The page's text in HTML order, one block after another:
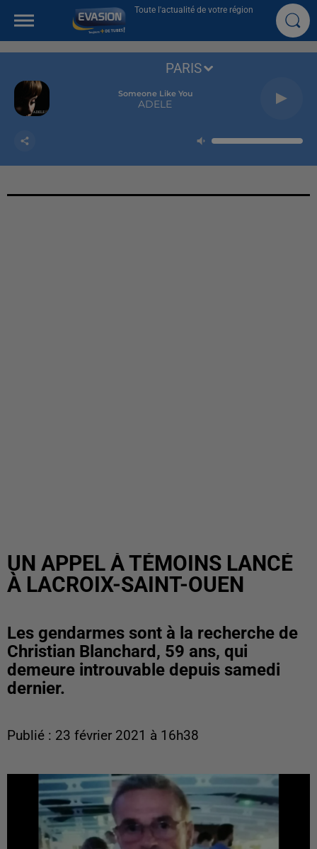
Toute l'actualité de votre région
Someone Like You
ADELE
PARIS
UN APPEL À TÉMOINS LANCÉ
À LACROIX-SAINT-OUEN
Les gendarmes sont à la recherche de
Christian Blanchard, 59 ans, qui
demeure introuvable depuis samedi
dernier.
Publié : 23 février 2021 à 16h38